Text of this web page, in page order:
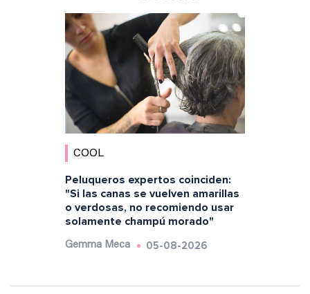
COOL
Peluqueros expertos coinciden:
"Si las canas se vuelven amarillas
o verdosas, no recomiendo usar
solamente champú morado"
Gemma Meca 05-08-2026